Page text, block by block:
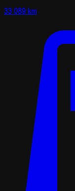
33 089 km